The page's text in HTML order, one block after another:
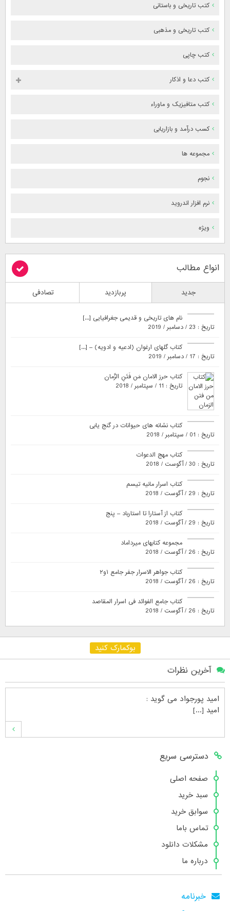
کتب تاریخی و باستانی
کتب تاریخی و مذهبی
کتب چاپی
کتب دعا و اذکار
کتب متافیزیک و ماوراء
کسب درآمد و بازاریابی
مجموعه ها
نجوم
نرم افزار اندروید
ویژه
انواع مطالب
جدید پربازدید تصادفی
نام های تاریخی و قدیمی جغرافیایی [...]
تاریخ : 23 / دسامبر / 2019
کتاب گلهای ارغوان (ادعیه و ادویه) – [...]
تاریخ : 17 / دسامبر / 2019
کتاب حرز الامان مَن فَتَنِ الزَّمان
تاریخ : 11 / سپتامبر / 2018
کتاب نشانه های حیوانات در گنج یابی
تاریخ : 01 / سپتامبر / 2018
کتاب مهج الدعوات
تاریخ : 30 / آگوست / 2018
کتاب اسرار مانیه تیسم
تاریخ : 29 / آگوست / 2018
کتاب از آستارا تا استارباد – پنج
تاریخ : 29 / آگوست / 2018
مجموعه کتابهای میرداماد
تاریخ : 26 / آگوست / 2018
کتاب جواهر الاسرار جفر جامع ۱و۲
تاریخ : 26 / آگوست / 2018
کتاب جامع الفوائد فی اسرار المقاصد
تاریخ : 26 / آگوست / 2018
بوکمارک کنید
آخرین نظرات
امید پورجواد می گوید :
امید [...]
محمدشهنوازیمی گوید :
سلام بنده محمد شهنوازی فقط بوسیله ا [...]
محمدمی گوید :
سلام تعداد کتاب۶در سایت زیاد نیست [...]
هانیه عسگری
بسیار عالی [...]
دسترسی سریع
صفحه اصلی
سبد خرید
سوابق خرید
تماس باما
مشکلات دانلود
درباره ما
خبرنامه